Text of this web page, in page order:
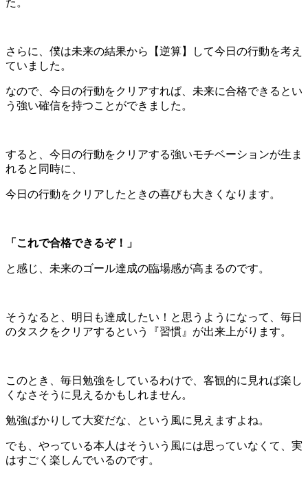
た。
さらに、僕は未来の結果から【逆算】して今日の行動を考え
ていました。
なので、今日の行動をクリアすれば、未来に合格できるとい
う強い確信を持つことができました。
すると、今日の行動をクリアする強いモチベーションが生ま
れると同時に、
今日の行動をクリアしたときの喜びも大きくなります。
「これで合格できるぞ！」
と感じ、未来のゴール達成の臨場感が高まるのです。
そうなると、明日も達成したい！と思うようになって、毎日
のタスクをクリアするという『習慣』が出来上がります。
このとき、毎日勉強をしているわけで、客観的に見れば楽し
くなさそうに見えるかもしれません。
勉強ばかりして大変だな、という風に見えますよね。
でも、やっている本人はそういう風には思っていなくて、実
はすごく楽しんでいるのです。